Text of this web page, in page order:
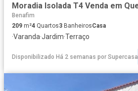
Benafim
209 m²4 Quartos3 BanheirosCasa
·Varanda·Jardim·Terraço
Disponibilizado Há 2 semanas por Supercasa